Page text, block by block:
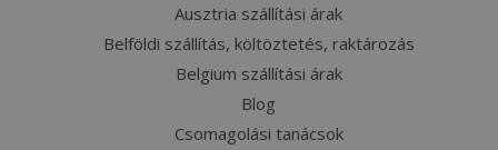
Ausztria szállítási árak
Belföldi szállítás, költöztetés, raktározás
Belgium szállítási árak
Blog
Csomagolási tanácsok